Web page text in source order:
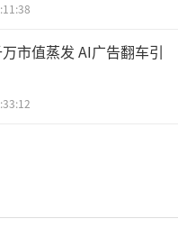
市值蒸发 AI广告翻车引